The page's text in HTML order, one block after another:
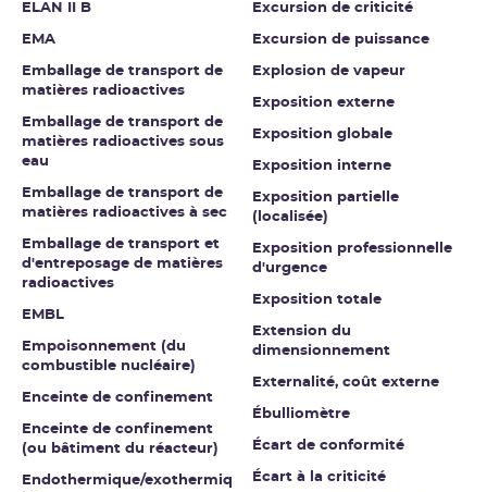
ELAN II B
EMA
Emballage de transport de
matières radioactives
Emballage de transport de
matières radioactives sous
eau
Emballage de transport de
matières radioactives à sec
Emballage de transport et
d'entreposage de matières
radioactives
EMBL
Empoisonnement (du
combustible nucléaire)
Enceinte de confinement
Enceinte de confinement
(ou bâtiment du réacteur)
Endothermique/exothermiq
Excursion de criticité
Excursion de puissance
Explosion de vapeur
Exposition externe
Exposition globale
Exposition interne
Exposition partielle
(localisée)
Exposition professionnelle
d'urgence
Exposition totale
Extension du
dimensionnement
Externalité, coût externe
Ébulliomètre
Écart de conformité
Écart à la criticité